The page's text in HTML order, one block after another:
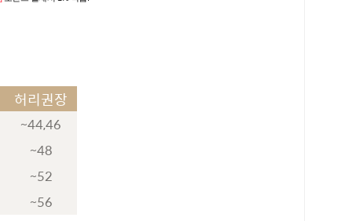
허리권장
~44,46
~48
~52
~56